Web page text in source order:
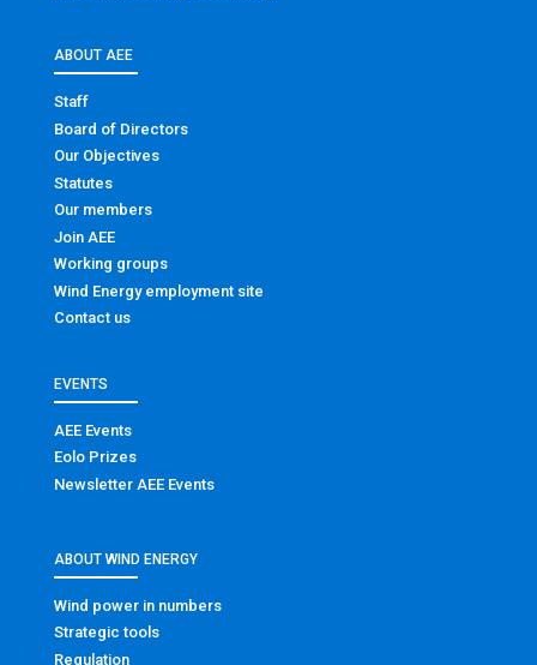
ABOUT AEE
Staff
Board of Directors
Our Objectives
Statutes
Our members
Join AEE
Working groups
Wind Energy employment site
Contact us
EVENTS
AEE Events
Eolo Prizes
Newsletter AEE Events
ABOUT WIND ENERGY
Wind power in numbers
Strategic tools
Regulation